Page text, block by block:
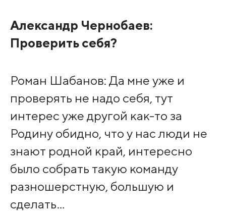
Александр Чернобаев:
Проверить себя?
Роман Шабанов: Да мне уже и
проверять не надо себя, тут
интерес уже другой как-то за
Родину обидно, что у нас люди не
знают родной край, интересно
было собрать такую команду
разношерстную, большую и
сделать…